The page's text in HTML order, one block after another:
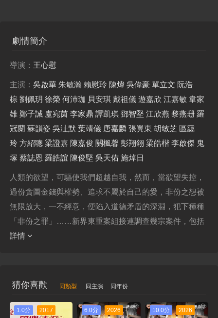
劇情簡介
導演： 王心慰
主演： 吳啟華 朱敏瀚 賴慰玲 陳煒 吳偉豪 單立文 阮浩
棕 劉佩玥 徐榮 何沛珈 貝安琪 戴祖儀 遊嘉欣 江嘉敏 韋家
雄 鄭子誠 盧宛茵 李家鼎 譚凱琪 鄧智堅 江欣燕 黎燕珊 羅
冠蘭 蘇韻姿 吳沚默 葉靖儀 唐嘉麟 張翼東 胡敏芝 區靄
玲 方紹聰 梁證嘉 陳嘉俊 關楓馨 彭翔翎 梁皓楷 李啟傑 鬼
塚 蔡誌恩 羅皓誼 陳俊堅 吳天佑 施焯日
人類的欲望，可驅使我們超越自我，然而，當欲望失控，
過份貪圖金錢與權勢、追求不屬於自己的愛，非份之想被
無限放大，一不經意，便陷入道德矛盾的深淵，犯下種種
「非份之罪」……新界東重案組接連調查幾宗案件，包括
詳情
猜你喜歡 同類型 同主演 同年份
1.0分 2017 6.0分 2026 10.0分 2026